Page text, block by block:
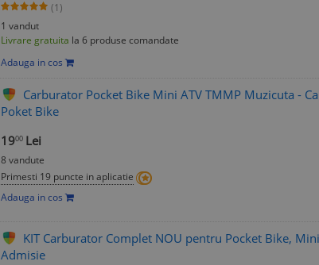
(1)
1 vandut
Livrare gratuita la 6 produse comandate
Adauga in cos
Carburator Pocket Bike Mini ATV TMMP Muzicuta -
Poket Bike
1900 Lei
8 vandute
Primesti 19 puncte in aplicatie
Adauga in cos
KIT Carburator Complet NOU pentru Pocket Bike,
Admisie